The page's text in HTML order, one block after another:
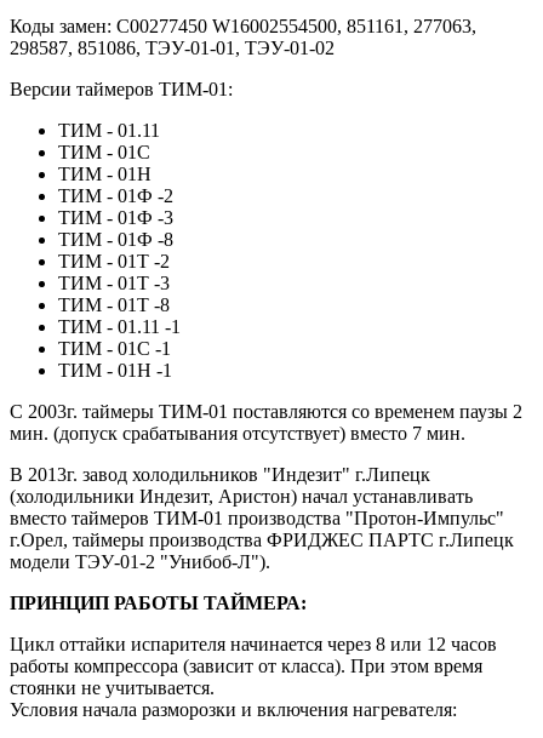
Коды замен: С00277450 W16002554500, 851161, 277063,
298587, 851086, ТЭУ-01-01, ТЭУ-01-02
Версии таймеров ТИМ-01:
ТИМ - 01.11
ТИМ - 01С
ТИМ - 01Н
ТИМ - 01Ф -2
ТИМ - 01Ф -3
ТИМ - 01Ф -8
ТИМ - 01Т -2
ТИМ - 01Т -3
ТИМ - 01Т -8
ТИМ - 01.11 -1
ТИМ - 01С -1
ТИМ - 01Н -1
C 2003г. таймеры ТИМ-01 поставляются со временем паузы 2
мин. (допуск срабатывания отсутствует) вместо 7 мин.
В 2013г. завод холодильников "Индезит" г.Липецк
(холодильники Индезит, Аристон) начал устанавливать
вместо таймеров ТИМ-01 производства "Протон-Импульс"
г.Орел, таймеры производства ФРИДЖЕС ПАРТС г.Липецк
модели ТЭУ-01-2 "Унибоб-Л").
ПРИНЦИП РАБОТЫ ТАЙМЕРА:
Цикл оттайки испарителя начинается через 8 или 12 часов
работы компрессора (зависит от класса). При этом время
стоянки не учитывается.
Условия начала разморозки и включения нагревателя: